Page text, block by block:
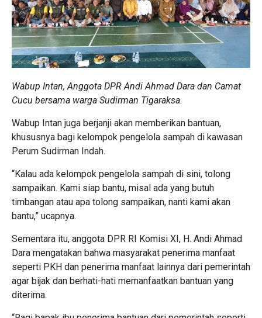
Wabup Intan, Anggota DPR Andi Ahmad Dara dan Camat
Cucu bersama warga Sudirman Tigaraksa.
Wabup Intan juga berjanji akan memberikan bantuan,
khususnya bagi kelompok pengelola sampah di kawasan
Perum Sudirman Indah.
“Kalau ada kelompok pengelola sampah di sini, tolong
sampaikan. Kami siap bantu, misal ada yang butuh
timbangan atau apa tolong sampaikan, nanti kami akan
bantu,” ucapnya.
Sementara itu, anggota DPR RI Komisi XI, H. Andi Ahmad
Dara mengatakan bahwa masyarakat penerima manfaat
seperti PKH dan penerima manfaat lainnya dari pemerintah
agar bijak dan berhati-hati memanfaatkan bantuan yang
diterima.